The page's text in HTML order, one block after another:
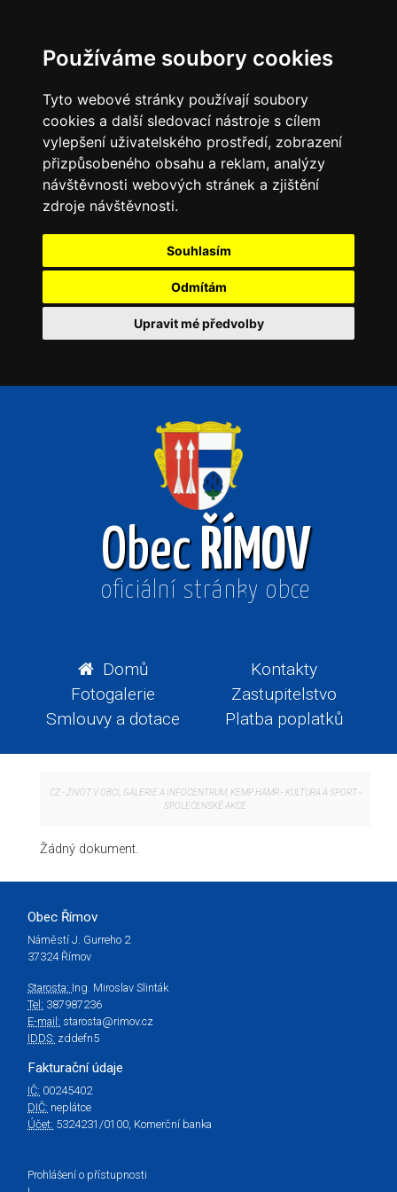
Používáme soubory cookies
Tyto webové stránky používají soubory
cookies a další sledovací nástroje s cílem
vylepšení uživatelského prostředí, zobrazení
přizpůsobeného obsahu a reklam, analýzy
návštěvnosti webových stránek a zjištění
zdroje návštěvnosti.
Souhlasím
Odmítám
Upravit mé předvolby
ObecŘÍMOV
oficiální stránky obce
Domů
Kontakty
Fotogalerie
Zastupitelstvo
Smlouvy a dotace
Platba poplatků
CZ - ŽIVOT V OBCI, GALERIE A INFOCENTRUM, KEMP HAMR- KULTURA A SPORT -
SPOLEČENSKÉ AKCE
Žádný dokument.
Obec Římov
Náměstí J. Gurreho 2
37324 Římov
Starosta: Ing. Miroslav Slinták
Tel: 387987236
E-mail: starosta@rimov.cz
IDDS: zddefn5
Fakturační údaje
IČ: 00245402
DIČ: neplátce
Účet: 5324231/0100, Komerční banka
Prohlášení o přístupnosti